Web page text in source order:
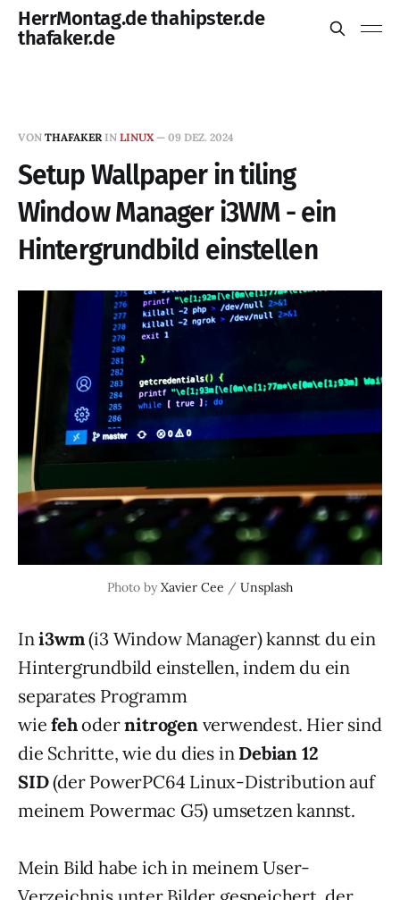
HerrMontag.de thahipster.de
thafaker.de
VON THAFAKER IN LINUX— 09 DEZ. 2024
Setup Wallpaper in tiling
Window Manager i3WM - ein
Hintergrundbild einstellen
Photo by Xavier Cee / Unsplash
Ini3wm(i3 Window Manager) kannst du ein
Hintergrundbild einstellen, indem du ein
separates Programm
wiefehodernitrogenverwendest. Hier sind
die Schritte, wie du dies in Debian 12
SID(der PowerPC64 Linux-Distribution auf
meinem Powermac G5) umsetzen kannst.
Mein Bild habe ich in meinem User-